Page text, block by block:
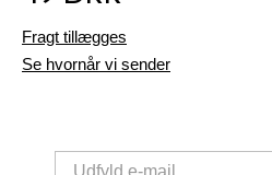
Fragt tillægges
Se hvornår vi sender